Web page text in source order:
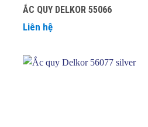
ẮC QUY DELKOR 55066
Liên hệ